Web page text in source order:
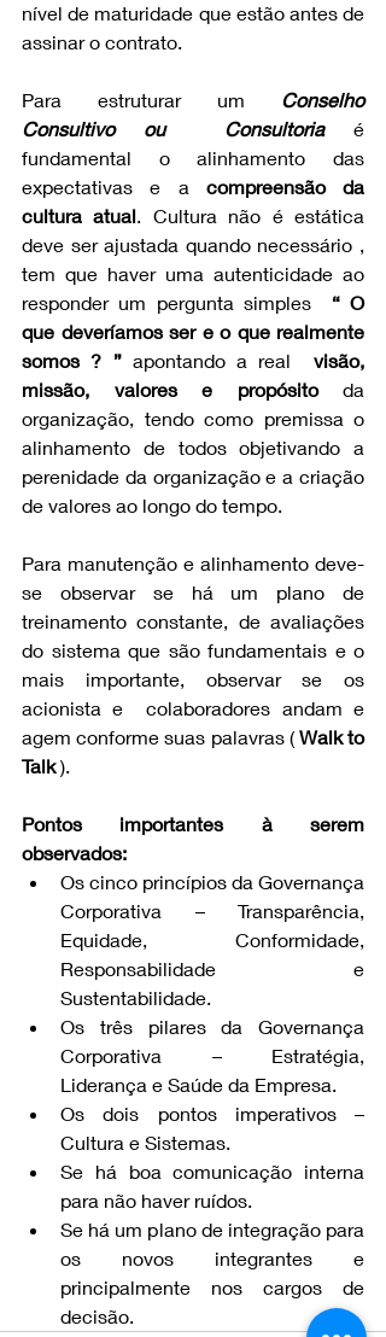
nível de maturidade que estão antes de
assinar o contrato.
Para estruturar um Conselho
Consultivo ou  Consultoria é
fundamental o alinhamento das
expectativas e a compreensão da
cultura atual. Cultura não é estática
deve ser ajustada quando necessário ,
tem que haver uma autenticidade ao
responder um pergunta simples “ O
que deveríamos ser e o que realmente
somos ? ” apontando a real visão,
missão, valores e propósito da
organização, tendo como premissa o
alinhamento de todos objetivando a
perenidade da organização e a criação
de valores ao longo do tempo.
Para manutenção e alinhamento deve-
se observar se há um plano de
treinamento constante, de avaliações
do sistema que são fundamentais e o
mais importante, observar se os
acionista e  colaboradores andam e
agem conforme suas palavras ( Walk to
Talk ).
Pontos importantes à serem
observados:
Os cinco princípios da Governança
Corporativa – Transparência,
Equidade, Conformidade,
Responsabilidade e
Sustentabilidade.
Os três pilares da Governança
Corporativa – Estratégia,
Liderança e Saúde da Empresa.
Os dois pontos imperativos –
Cultura e Sistemas.
Se há boa comunicação interna
para não haver ruídos.
Se há um plano de integração para
os novos integrantes e
principalmente nos cargos de
decisão.